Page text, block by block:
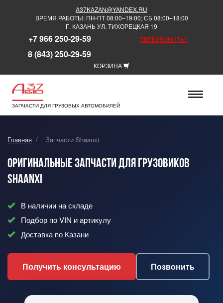
A37KAZAN@YANDEX.RU
ВРЕМЯ РАБОТЫ: ПН-ПТ 08:00–19:00; СБ 08:00–18:00
Г. КАЗАНЬ УЛ. ТИХОРЕЦКАЯ 19
+7 966 250-29-59
8 (843) 250-29-59
ПЕРЕЗВОНИТЬ?
КОРЗИНА
ЗАПЧАСТИ ДЛЯ ГРУЗОВЫХ АВТОМОБИЛЕЙ
Главная / Запчасти Shaanxi
Оригинальные запчасти для грузовиков
Shaanxi
В наличии на складе
Подбор по VIN и артикулу
Доставка по Казани
Получить консультацию Позвонить